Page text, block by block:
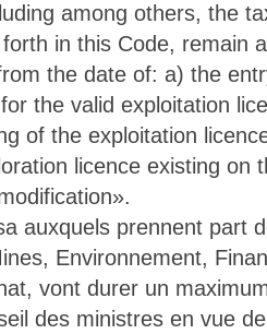
among others, the
in this Code, remain
the date of: a) the
the valid exploitation
of the exploitation
licence existing on
auxquels prennent part
Environnement,
vont durer un
des ministres en vue